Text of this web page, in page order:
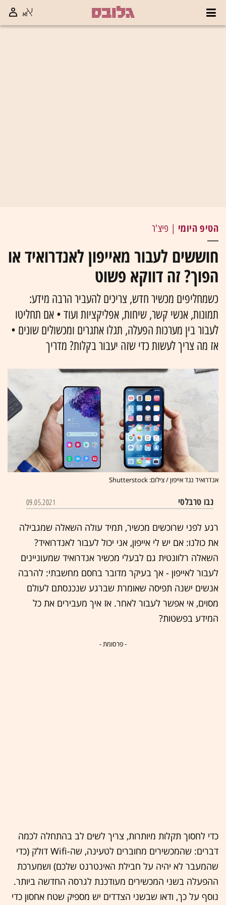
הטיפ היומי | פיצ'ר
חוששים לעבור מאייפון לאנדרואיד או
הפוך? זה דווקא פשוט
כשמחליפים מכשיר חדש, צריכים להעביר הרבה מידע:
תמונות, אנשי קשר, שיחות, אפליקציות ועוד • אם תחליטו
לעבור בין מערכות הפעלה, תגלו אתגרים ומכשולים שונים •
אז מה צריך לעשות כדי שזה יעבור בקלות? מדריך
אנדרואיד נגד אייפון / צילום: Shutterstock
נבו טרבלסי 09.05.2021
רגע לפני שרוכשים מכשיר, תמיד עולה השאלה שמגבילה
את כולנו: אם יש לי אייפון, אני יכול לעבור לאנדרואיד?
השאלה רלוונטית גם לבעלי מכשיר אנדרואיד שמעוניינים
לעבור לאייפון - אך בעיקר מדובר בחסם מחשבתי: להרבה
אנשים ישנה תפיסה שאומרת שברגע שנכנסתם לעולם
מסוים, אי אפשר לעבור לאחר. אז איך מעבירים את כל
המידע בפשטות?
- פרסומת -
כדי לחסוך תקלות מיותרות, צריך לשים לב בהתחלה לכמה
דברים: שהמכשירים מחוברים לטעינה, שה-Wifi דולק (כדי
שהמעבר לא יהיה על חבילת האינטרנט שלכם) ושמערכת
ההפעלה בשני המכשירים מעודכנת לגרסה החדשה ביותר.
נוסף על כך, ודאו שבשני הצדדים יש מספיק שטח אחסון כדי